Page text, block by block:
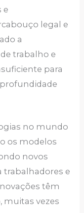
e
legal e
a
trabalho e
para
no mundo
os modelos
novos
trabalhadores e
têm
muitas vezes